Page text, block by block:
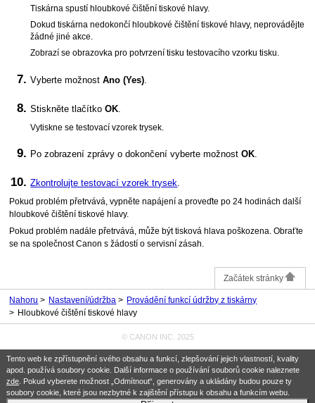
Tento web ke zpřístupnění svého obsahu a funkcí, zlepšování jejich vlastností, kvality
apod. používá soubory cookie. Další informace o používání souborů cookie naleznete
zde. Pokud vyberete možnost „Odmítnout“, generovány a ukládány budou pouze ty
soubory cookie, které jsou nezbytné k zajištění přístupu k obsahu a funkcím webu.
Tiskárna spustí hloubkové čištěnítiskové hlavy.
Dokudtiskárna nedokončí hloubkové čištěnítiskové hlavy, neprovádějte
žádné jiné akce.
Zobrazí se obrazovka pro potvrzení tisku testovacího vzorku tisku.
Vyberte možnostAno (Yes)
Stiskněte tlačítkoOK
Vytiskne se testovací vzorek trysek.
Po zobrazení zprávy o dokončení vyberte možnostOK.
Zkontrolujte testovací vzorek trysek.
Pokud problém přetrvává, vypněte napájení a proveďte po 24 hodinách další
hloubkové čištěnítiskové hlavy.
Pokud problém nadále přetrvává, může býttisková hlava poškozena. Obraťte
se na společnostCanon s žádostí o servisní zásah.
Začátek stránky
Nahoru Nastavení/údržba
Provádění funkcí údržby z tiskárny
Hloubkové čištění tiskové hlavy
© CANON INC. 2025